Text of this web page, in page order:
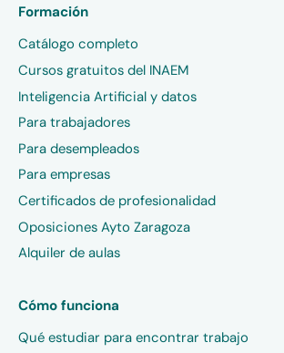
Formación
Catálogo completo
Cursos gratuitos del INAEM
Inteligencia Artificial y datos
Para trabajadores
Para desempleados
Para empresas
Certificados de profesionalidad
Oposiciones Ayto Zaragoza
Alquiler de aulas
Cómo funciona
Qué estudiar para encontrar trabajo